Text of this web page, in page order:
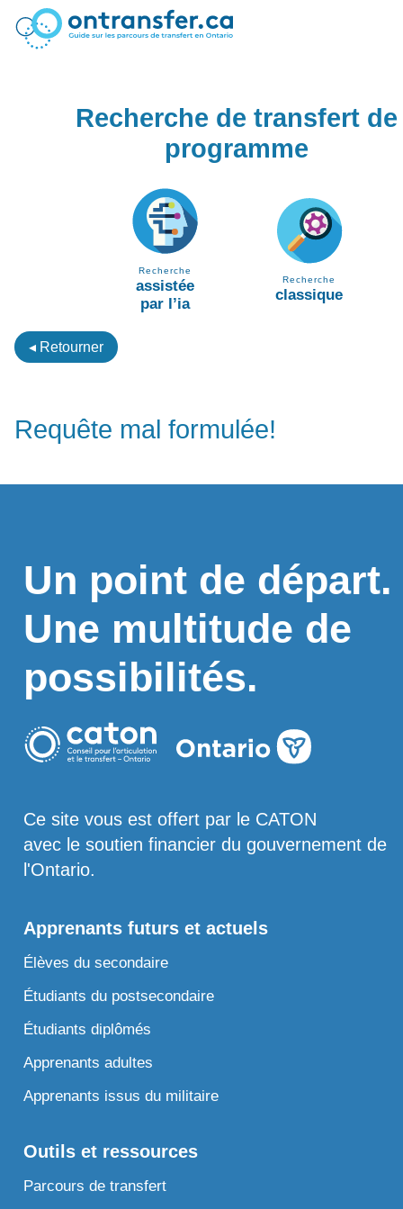
Recherche de transfert de
programme
Recherche
assistée
par l’ia
Recherche
classique
◂ Retourner
Requête mal formulée!
Un point de départ.
Une multitude de
possibilités.
Ce site vous est offert par le CATON
avec le soutien financier du gouvernement de
l'Ontario.
Apprenants futurs et actuels
Élèves du secondaire
Étudiants du postsecondaire
Étudiants diplômés
Apprenants adultes
Apprenants issus du militaire
Outils et ressources
Parcours de transfert